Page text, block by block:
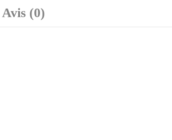
Avis (0)